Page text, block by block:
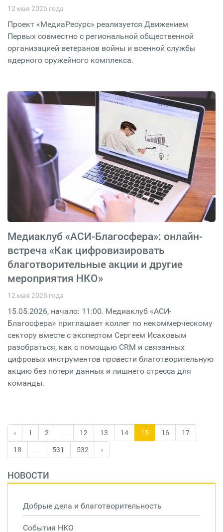
12 мая 2026 года
Проект «МедиаРесурс» реализуется Движением
Первых совместно с региональной общественной
организацией ветеранов войны и военной службы
ядерного оружейного комплекса.
Медиаклуб «АСИ-Благосфера»: онлайн-
встреча «Как цифровизировать
благотворительные акции и другие
мероприятия НКО»
12 мая 2026 года
15.05.2026, начало: 11:00. Медиаклуб «АСИ-
Благосфера» приглашает коллег по некоммерческому
сектору вместе с экспертом Сергеем Исаковым
разобраться, как с помощью CRM и связанных
цифровых инструментов провести благотворительную
акцию без потери данных и лишнего стресса для
команды.
‹ 1 2 12 13 14 15 16 17
18 531 532 ›
НОВОСТИ
Добрые дела и благотворительность
События НКО